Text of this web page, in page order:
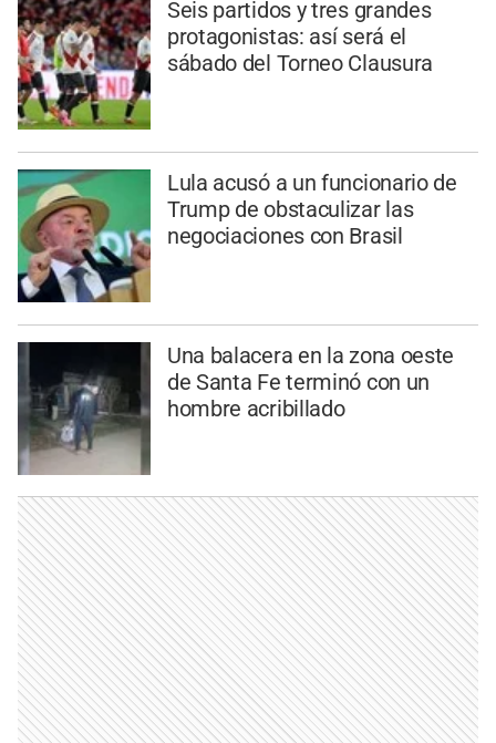
Seis partidos y tres grandes
protagonistas: así será el
sábado del Torneo Clausura
Lula acusó a un funcionario de
Trump de obstaculizar las
negociaciones con Brasil
Una balacera en la zona oeste
de Santa Fe terminó con un
hombre acribillado